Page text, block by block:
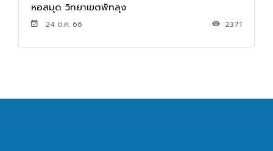
หอสมุด วิทยาเขตพัทลุง
24 ต.ค. 66 2371